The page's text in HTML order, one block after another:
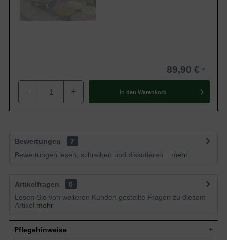
89,90 €
- + In den Warenkorb
Bewertungen
7
Bewertungen lesen, schreiben und diskutieren...
mehr
Artikelfragen
0
Lesen Sie von weiteren Kunden gestellte Fragen zu diesem
Artikel mehr
Pflegehinweise